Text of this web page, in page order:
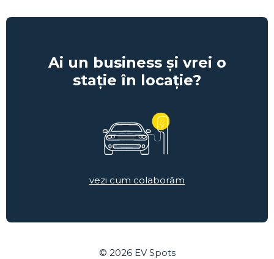
Ai un business și vrei o
stație în locație?
vezi cum colaborăm
© 2026 EV Spots